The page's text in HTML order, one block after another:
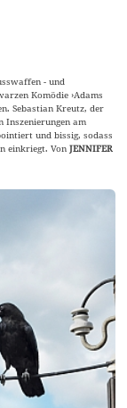
- und
Komödie ›Adams
Sebastian Kreutz, der
Inszenierungen am
und bissig, sodass
einkriegt. VonJENNIFER